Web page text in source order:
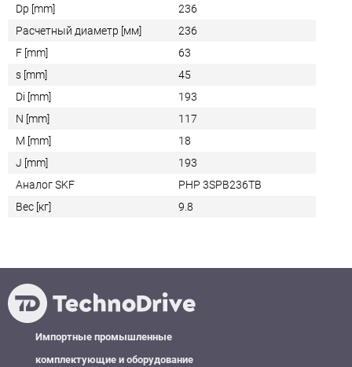
Dp [mm]
236
Расчетный диаметр [мм]
236
F [mm]
63
s [mm]
45
Di [mm]
193
N [mm]
117
M [mm]
18
J [mm]
193
Аналог SKF
PHP 3SPB236TB
Вес [кг]
9.8
Импортные промышленные
комплектующие и оборудование